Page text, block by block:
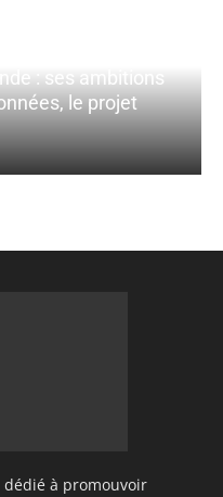
: ses ambitions
le projet
à promouvoir